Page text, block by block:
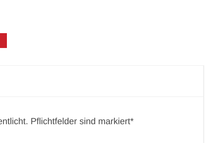
Pflichtfelder sind markiert*